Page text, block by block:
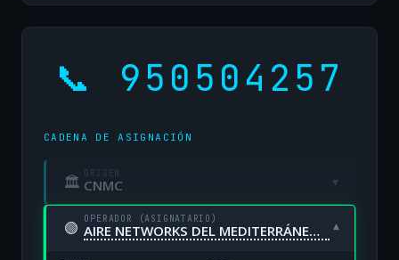
📞 950504257
CADENA DE ASIGNACIÓN
🏛 ORIGEN
CNMC ▾
🟢 OPERADOR (ASIGNATARIO)
AIRE NETWORKS DEL MEDITERRÁNEO, S.L. UNIPERSONAL ▾